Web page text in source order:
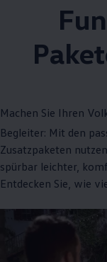
Machen Sie Ihren
Begleiter: Mit den
Zusatzpaketen
spürbar leichter,
Entdecken Sie, wie